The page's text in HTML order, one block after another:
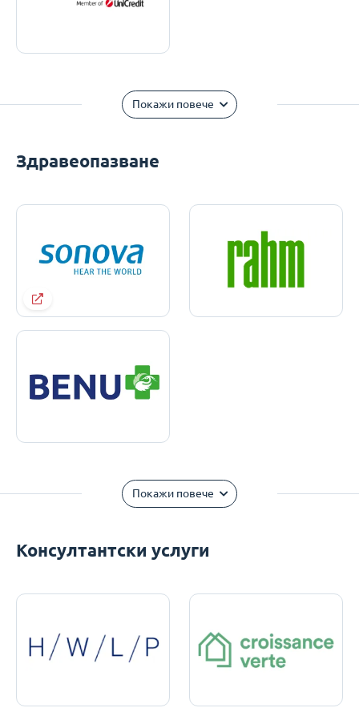
Покажи повече
Здравеопазване
Покажи повече
Консултантски услуги